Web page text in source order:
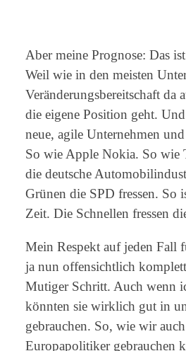
Aber meine Prognose: Das
Weil wie in den meisten
Veränderungsbereitschaft da
die eigene Position geht.
neue, agile Unternehmen
So wie Apple Nokia. So wie
die deutsche
Grünen die SPD fressen. So
Zeit. Die Schnellen fressen
Mein Respekt auf jeden Fall
ja nun offensichtlich
Mutiger Schritt. Auch wenn
könnten sie wirklich gut in
gebrauchen. So, wie wir
Europapolitiker gebrauchen